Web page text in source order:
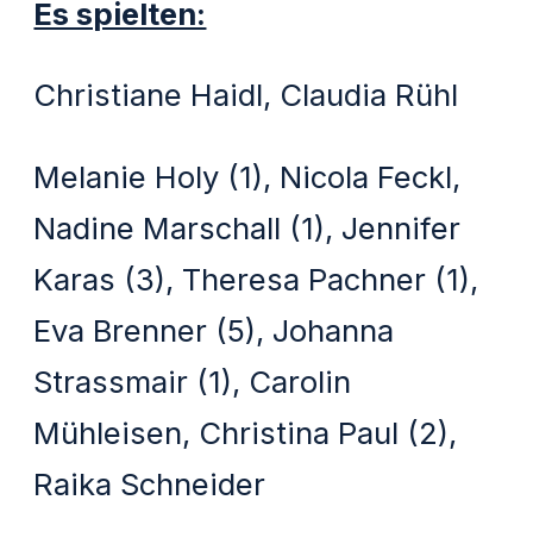
Es spielten:
Christiane Haidl, Claudia Rühl
Melanie Holy (1), Nicola Feckl,
Nadine Marschall (1), Jennifer
Karas (3), Theresa Pachner (1),
Eva Brenner (5), Johanna
Strassmair (1), Carolin
Mühleisen, Christina Paul (2),
Raika Schneider